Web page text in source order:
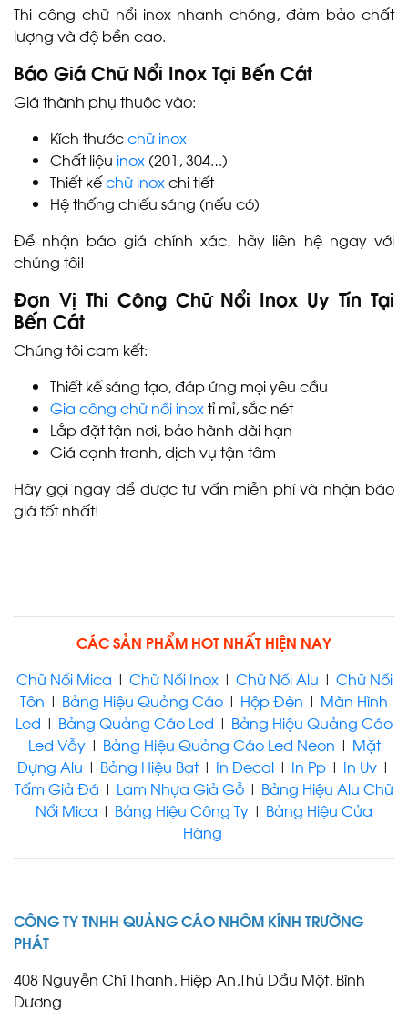
INOX - GIA CÔNG CHỮ NỔI
INOX BÌNH DƯƠNG
CHỮ NỔI INOX
LÀM CHỮ NỔI INOX BẾN
CÁT
DẦU MỘT
Thi công chữ nổi inox nhanh chóng, đảm bảo chất
lượng và độ bền cao.
Báo Giá Chữ Nổi Inox Tại Bến Cát
Giá thành phụ thuộc vào:
Kích thướcchữ inox
Chất liệu inox (201, 304…)
Thiết kếchữ inoxchi tiết
Hệ thống chiếu sáng (nếu có)
Để nhận báo giá chính xác, hãy liên hệ ngay với
chúng tôi!
Đơn Vị Thi Công Chữ Nổi Inox Uy Tín Tại
Bến Cát
Chúng tôi cam kết:
Thiết kế sáng tạo, đáp ứng mọi yêu cầu
Gia công chữ nổi inoxtỉ mỉ, sắc nét
Lắp đặt tận nơi, bảo hành dài hạn
Giá cạnh tranh, dịch vụ tận tâm
Hãy gọi ngay để được tư vấn miễn phí và nhận báo
giá tốt nhất!
CÁC SẢN PHẨM HOT NHẤT HIỆN NAY
Chữ Nổi Mica | Chữ Nổi Inox| Chữ Nổi Alu | Chữ Nổi
Tôn | Bảng Hiệu Quảng Cáo | Hộp Đèn | Màn Hình
Led | Bảng Quảng Cáo Led | Bảng Hiệu Quảng Cáo
Led Vẫy| Bảng Hiệu Quảng Cáo Led Neon | Mặt
Dựng Alu | Bảng Hiệu Bạt | In Decal | In Pp | In Uv |
Tấm Giả Đá | Lam Nhựa Giả Gỗ | Bảng Hiệu Alu Chữ
Nổi Mica | Bảng Hiệu Công Ty | Bảng Hiệu Cửa
Hàng
CÔNG TY TNHH QUẢNG CÁO NHÔM KÍNH TRƯỜNG
PHÁT
408 Nguyễn Chí Thanh, Hiệp An,Thủ Dầu Một, Bình
Dương